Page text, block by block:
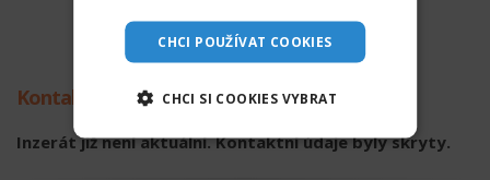
Kontaktní údaje
Inzerát již není aktuální. Kontaktní údaje byly skryty.
CHCI POUŽÍVAT COOKIES
CHCI SI COOKIES VYBRAT